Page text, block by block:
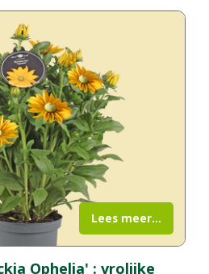
Ophelia' : vrolijke
Lees meer...